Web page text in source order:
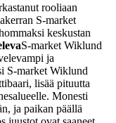
rooliaan
S-market
keskustan
S-market Wiklund
ja
S-market Wiklund
lisää pituutta
Monesti
ja paikan päällä